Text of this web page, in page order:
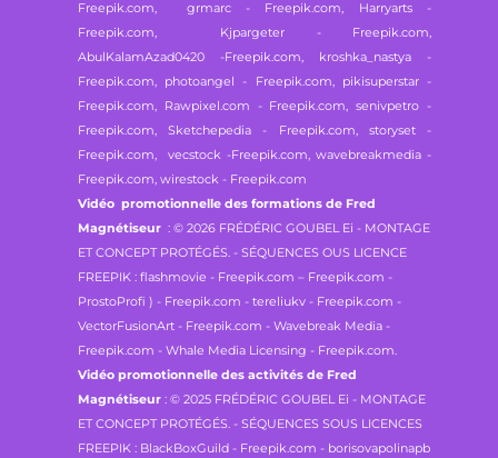
Freepik.com, grmarc - Freepik.com,
Harryarts -
Freepik.com, Kjpargeter - Freepik.com,
AbulKalamAzad0420 -Freepik.com, kroshka_nastya -
Freepik.com, photoangel - Freepik.com, pikisuperstar -
Freepik.com, Rawpixel.com - Freepik.com,senivpetro -
Freepik.com, Sketchepedia - Freepik.com, storyset -
Freepik.com, vecstock -Freepik.com, wavebreakmedia -
Freepik.com, wirestock - Freepik.com
Vidéo promotionnelle des formations de Fred
Magnétiseur : © 2026 FRÉDÉRIC GOUBEL Ei - MONTAGE
ET CONCEPT PROTÉGÉS. - SÉQUENCES OUS LICENCE
FREEPIK : flashmovie - Freepik.com – Freepik.com -
ProstoProfi ) - Freepik.com - tereliukv - Freepik.com -
VectorFusionArt - Freepik.com - Wavebreak Media -
Freepik.com - Whale Media Licensing - Freepik.com.
Vidéo promotionnelle des activités de Fred
Magnétiseur : © 2025 FRÉDÉRIC GOUBEL Ei - MONTAGE
ET CONCEPT PROTÉGÉS. - SÉQUENCES SOUS LICENCES
FREEPIK : BlackBoxGuild - Freepik.com - borisovapolinapb